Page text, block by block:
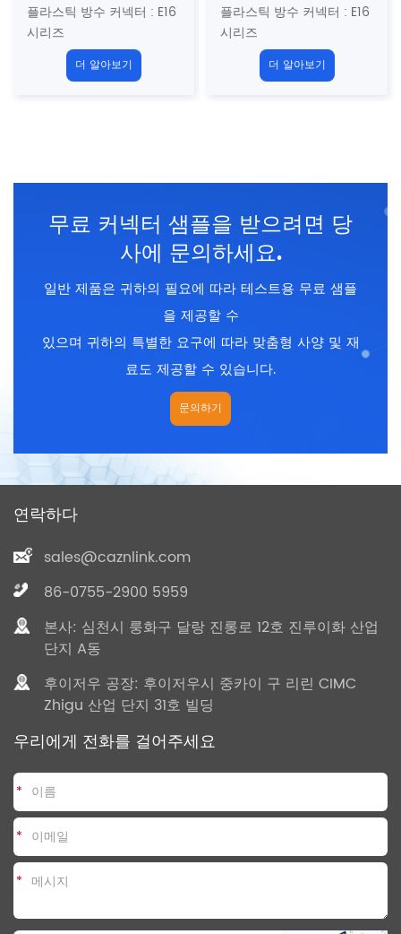
플라스틱 방수 커넥터 : E16
시리즈
1 "-20Unf 미국 표준 나사
구조 유형 : 백 마운트 스퀘
차폐 : 아니요
인증 : CE 、 rohs
더 알아보기
플라스틱 방수 커넥터 : E16
시리즈
1 "-20Unf 미국 표준 나사
구조 유형 : 사각형 리셉터
차폐 : 아니요
더 알아보기
무료 커넥터 샘플을 받으려면 당
사에 문의하세요.
일반 제품은 귀하의 필요에 따라 테스트용 무료 샘플
을 제공할 수
있으며 귀하의 특별한 요구에 따라 맞춤형 사양 및 재
료도 제공할 수 있습니다.
문의하기
연락하다
sales@caznlink.com
86-0755-2900 5959
본사: 심천시 룽화구 달랑 진롱로 12호 진루이화 산업
단지 A동
후이저우 공장: 후이저우시 중카이 구 리린 CIMC
Zhigu 산업 단지 31호 빌딩
우리에게 전화를 걸어주세요
*
*
*